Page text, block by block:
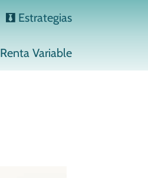
Estrategias
Renta Variable